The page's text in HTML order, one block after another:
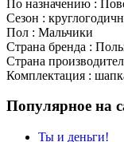
По назначению :
Сезон :
Пол : Мальчики
Страна бренда :
Страна
Комплектация :
Популярное на
Ты и деньги!